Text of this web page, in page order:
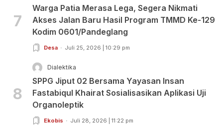
7
Warga Patia Merasa Lega, Segera Nikmati
Akses Jalan Baru Hasil Program TMMD Ke-129
Kodim 0601/Pandeglang
Desa Juli 25, 2026 | 10:29 pm
8
Dialektika
SPPG Jiput 02 Bersama Yayasan Insan
Fastabiqul Khairat Sosialisasikan Aplikasi Uji
Organoleptik
Ekobis Juli 28, 2026 | 11:22 pm